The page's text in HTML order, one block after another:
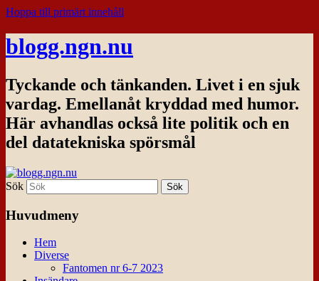
Hoppa till primärt innehåll
blogg.ngn.nu
Tyckande och tänkanden. Livet i en sjuk
vardag. Emellanåt kryddad med humor.
Här avhandlas också lite politik och en
del datatekniska spörsmål
Sök
Huvudmeny
Hem
Diverse
Fantomen nr 6-7 2023